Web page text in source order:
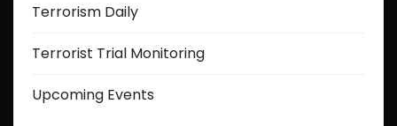
Terrorism Daily
Terrorist Trial Monitoring
Upcoming Events